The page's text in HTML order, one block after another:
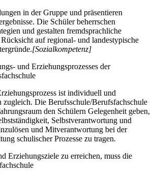
in der Gruppe und präsentieren
Die Schüler beherrschen
und gestalten fremdsprachliche
auf regional- und landestypische
[Sozialkompetenz]
und Erziehungsprozesses der
ist individuell und
zugleich. Die Berufsschule/Berufsfachschule
den Schülern Gelegenheit geben,
Selbstverantwortung und
und Mitverantwortung bei der
schulischer Prozesse zu tragen.
Erziehungsziele zu erreichen, muss die